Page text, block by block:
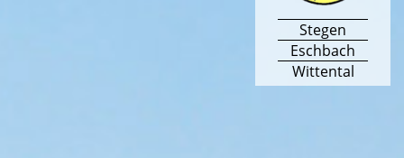
Stegen
Eschbach
Wittental